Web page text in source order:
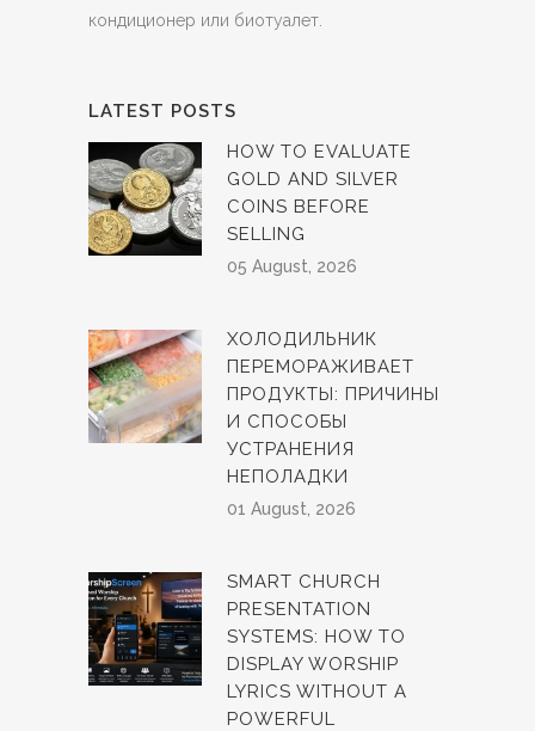
кондиционер или биотуалет.
LATEST POSTS
HOW TO EVALUATE
GOLD AND SILVER
COINS BEFORE
SELLING
05 August, 2026
ХОЛОДИЛЬНИК
ПЕРЕМОРАЖИВАЕТ
ПРОДУКТЫ: ПРИЧИНЫ
И СПОСОБЫ
УСТРАНЕНИЯ
НЕПОЛАДКИ
01 August, 2026
SMART CHURCH
PRESENTATION
SYSTEMS: HOW TO
DISPLAY WORSHIP
LYRICS WITHOUT A
POWERFUL